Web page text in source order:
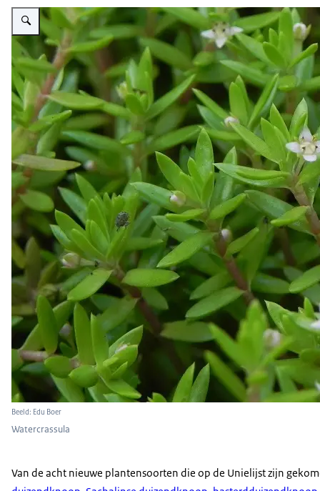
Vergroot afbeelding Watercrassula
Beeld: Edu Boer
Watercrassula
Van de acht nieuwe plantensoorten die op de Unielijst zijn